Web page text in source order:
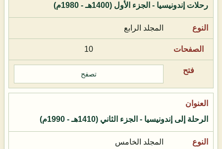
رحلات إندونيسيا - الجزء الأول (1400هـ - 1980م)
المجلد الرابع
10
تصفح
الرحلة إلى إندونيسيا - الجزء الثاني (1410هـ - 1990م)
المجلد الخامس